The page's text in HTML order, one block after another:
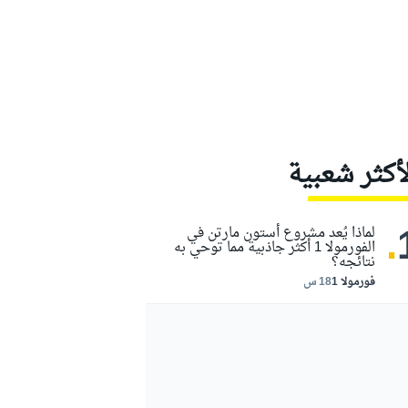
شعبية
. فورمولا 1 18 س
لماذا يُعد مشروع أستون مارتن في
الفورمولا 1 أكثر جاذبية مما توحي به
نتائجه؟